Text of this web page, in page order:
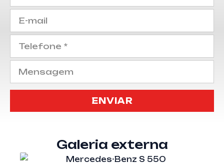
Galeria externa